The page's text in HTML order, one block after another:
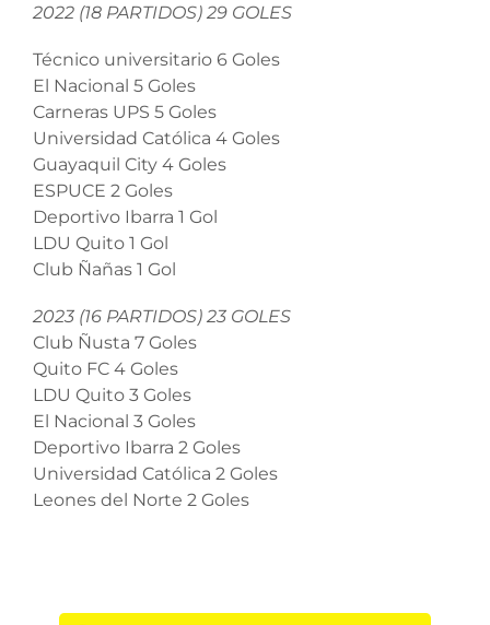
2022 (18 PARTIDOS) 29 GOLES
Técnico universitario 6 Goles
El Nacional 5 Goles
Carneras UPS 5 Goles
Universidad Católica 4 Goles
Guayaquil City 4 Goles
ESPUCE 2 Goles
Deportivo Ibarra 1 Gol
LDU Quito 1 Gol
Club Ñañas 1 Gol
2023 (16 PARTIDOS) 23 GOLES
Club Ñusta 7 Goles
Quito FC 4 Goles
LDU Quito 3 Goles
El Nacional 3 Goles
Deportivo Ibarra 2 Goles
Universidad Católica 2 Goles
Leones del Norte 2 Goles